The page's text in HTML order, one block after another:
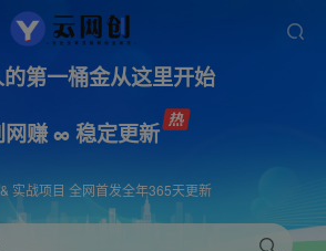
第一桶金从这里开始
网赚 ∞ 稳定更新
实战项目 全网首发全年365天更新